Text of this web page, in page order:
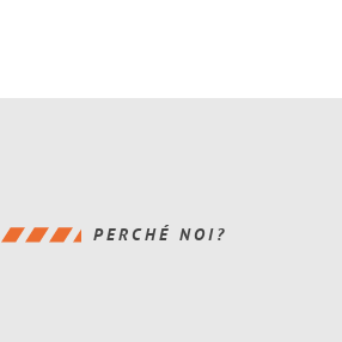
PERCHÉ NOI?